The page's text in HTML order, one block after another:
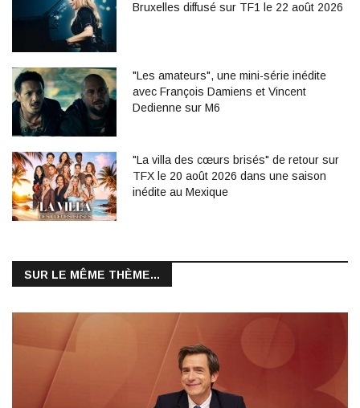
Bruxelles diffusé sur TF1 le 22 août 2026
"Les amateurs", une mini-série inédite
avec François Damiens et Vincent
Dedienne sur M6
"La villa des cœurs brisés" de retour sur
TFX le 20 août 2026 dans une saison
inédite au Mexique
SUR LE MÊME THÈME...